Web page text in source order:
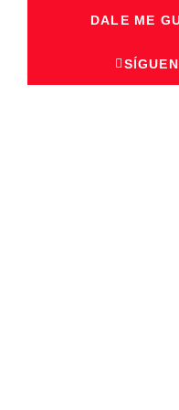
DALE ME